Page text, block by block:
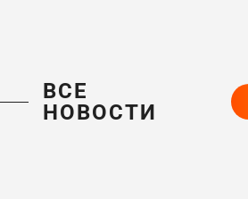
ВСЕ
НОВОСТИ